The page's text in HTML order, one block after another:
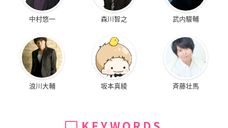
中村悠一 森川智之 武内駿輔
浪川大輔 坂本真綾 斉藤壮馬